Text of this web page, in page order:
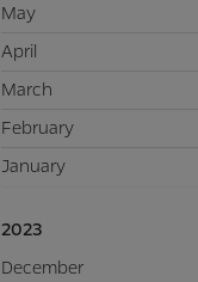
May
April
March
February
January
2023
December